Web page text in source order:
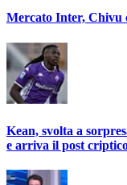
Mercato Inter, Chivu
Kean, svolta a
e arriva il post